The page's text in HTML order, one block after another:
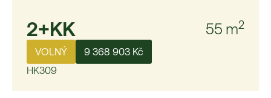
2+KK 55 m2
VOLNÝ
9 368 903 Kč
HK309